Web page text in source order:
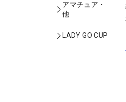
アマチュア・
他
LADY GO CUP